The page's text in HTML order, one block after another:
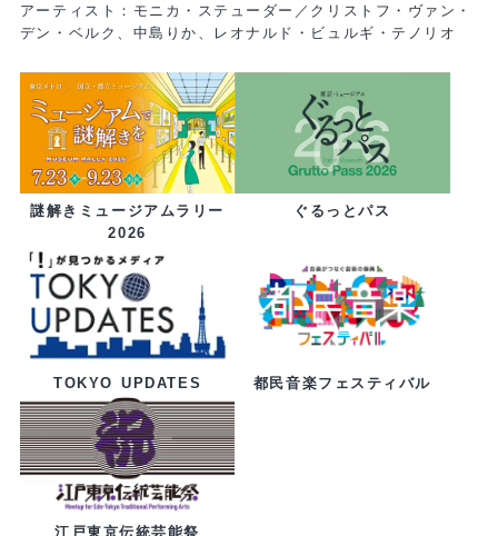
アーティスト：モニカ・ステューダー／クリストフ・ヴァン・
デン・ベルク、中島りか、レオナルド・ビュルギ・テノリオ
謎解きミュージアムラリー
2026
ぐるっとパス
TOKYO UPDATES 都民音楽フェスティバル
江戸東京伝統芸能祭